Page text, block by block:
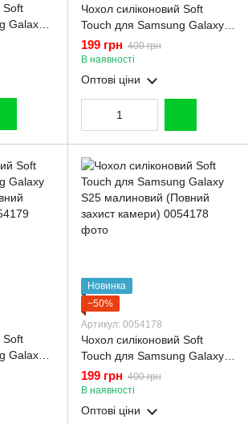
Soft
Galaxy
захист
Чохол силіконовий Soft
Touch для Samsung Galaxy
S25 рожевий (Повний захист
камери)
199 грн 400 грн
В наявності
Оптові ціни
Soft
Galaxy
Новинка
−50%
Артикул: 0054178
Чохол силіконовий Soft
Touch для Samsung Galaxy
S25 малиновий (Повний
захист камери)
199 грн 400 грн
В наявності
Оптові ціни